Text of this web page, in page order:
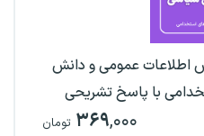
اطلاعات عمومی و دانش
با پاسخ تشریحی
۳۶۹,۰۰۰ تومان